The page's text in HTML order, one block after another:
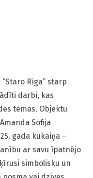
Rīga” starp
darbi, kas
tēmas. Objektu
Sofija
gada kukaiņa –
ar savu īpatnējo
simbolisku un